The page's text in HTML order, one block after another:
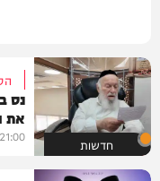
חדשות
נס
את
21:00